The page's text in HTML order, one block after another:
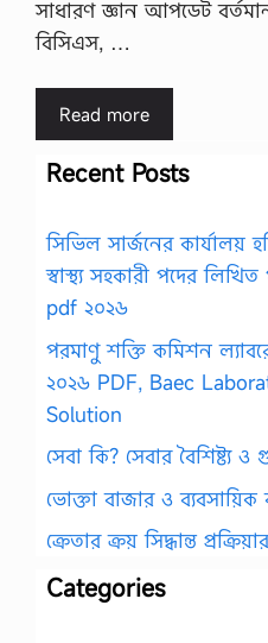
সাধারণ জ্ঞান আপডেট
বিসিএস, …
Read more
Recent Posts
সিভিল সার্জনের কার্যালয়
স্বাস্থ্য সহকারী পদের
pdf ২০২৬
পরমাণু শক্তি কমিশন
২০২৬ PDF, Baec
Solution
সেবা কি? সেবার বৈশিষ্ট্য ও
ভোক্তা বাজার ও ব্যবসায়িক
ক্রেতার ক্রয় সিদ্ধান্ত
Categories